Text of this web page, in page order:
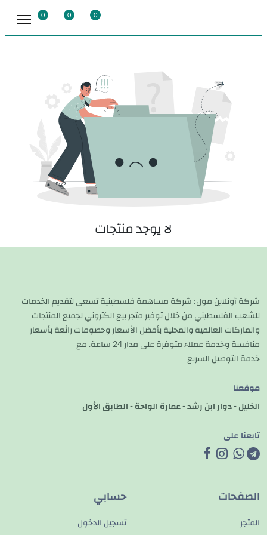
0
0
0
لا يوجد منتجات
شركة أونلاين مول: شركة مساهمة فلسطينية تسعى لتقديم الخدمات
للشعب الفلسطيني من خلال توفير متجر بيع الكتروني لجميع المنتجات
والماركات العالمية والمحلية بأفضل الأسعار وخصومات رائعة بأسعار
منافسة وخدمة عملاء متوفرة على مدار 24 ساعة. مع
خدمة التوصيل السريع
موقعنا
الخليل - دوار ابن رشد - عمارة الواحة - الطابق الأول
تابعنا على
الصفحات
المتجر
حسابي
تسجيل الدخول